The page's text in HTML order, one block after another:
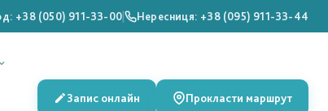
+38 (050) 911-33-00| Нересниця: +38 (095) 911-33-44
Запис онлайн Прокласти маршрут